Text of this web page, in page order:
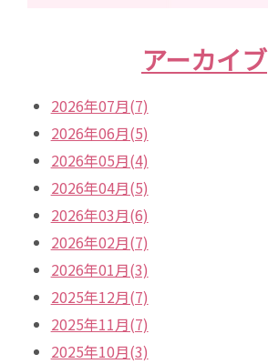
アーカイブ
2026年07月(7)
2026年06月(5)
2026年05月(4)
2026年04月(5)
2026年03月(6)
2026年02月(7)
2026年01月(3)
2025年12月(7)
2025年11月(7)
2025年10月(3)